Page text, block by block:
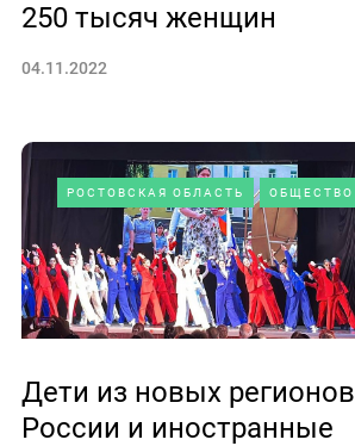
250 тысяч женщин
04.11.2022
РОСТОВСКАЯ ОБЛАСТЬ ОБЩЕСТВО
Дети из новых регионов
России и иностранные